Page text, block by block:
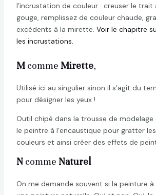
l’incrustation de couleur : creuser le trait
gouge, remplissez de couleur chaude,
excédents à la mirette. Voir le chapitre
les incrustations.
Mcomme Mirette,
Utilisé ici au singulier sinon il s’agit du
pour désigner les yeux !
Outil chipé dans la trousse de
le peintre à l’encaustique pour gratter
couleurs et ainsi créer des effets de
N comme Naturel
On me demande souvent si la peinture à